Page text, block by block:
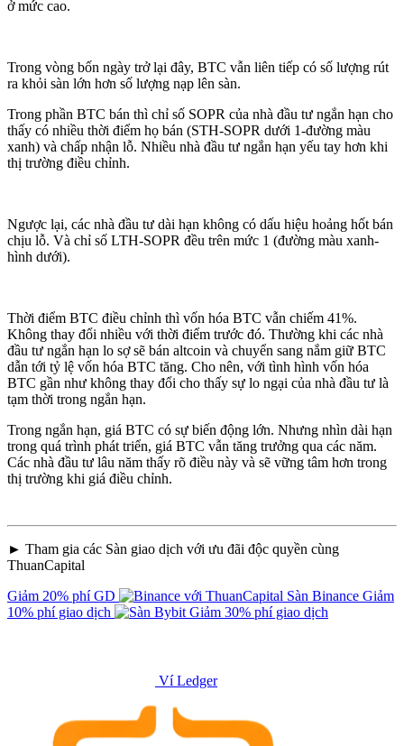
ở mức cao.
Trong vòng bốn ngày trở lại đây, BTC vẫn liên tiếp có số lượng rút
ra khỏi sàn lớn hơn số lượng nạp lên sàn.
Trong phần BTC bán thì chỉ số SOPR của nhà đầu tư ngắn hạn cho
thấy có nhiều thời điểm họ bán (STH-SOPR dưới 1-đường màu
xanh) và chấp nhận lỗ. Nhiều nhà đầu tư ngắn hạn yếu tay hơn khi
thị trường điều chỉnh.
Ngược lại, các nhà đầu tư dài hạn không có dấu hiệu hoảng hốt bán
chịu lỗ. Và chỉ số LTH-SOPR đều trên mức 1 (đường màu xanh-
hình dưới).
Thời điểm BTC điều chỉnh thì vốn hóa BTC vẫn chiếm 41%.
Không thay đổi nhiều với thời điểm trước đó. Thường khi các nhà
đầu tư ngắn hạn lo sợ sẽ bán altcoin và chuyển sang nắm giữ BTC
dẫn tới tỷ lệ vốn hóa BTC tăng. Cho nên, với tình hình vốn hóa
BTC gần như không thay đổi cho thấy sự lo ngại của nhà đầu tư là
tạm thời trong ngắn hạn.
Trong ngắn hạn, giá BTC có sự biến động lớn. Nhưng nhìn dài hạn
trong quá trình phát triển, giá BTC vẫn tăng trưởng qua các năm.
Các nhà đầu tư lâu năm thấy rõ điều này và sẽ vững tâm hơn trong
thị trường khi giá điều chỉnh.
► Tham gia các Sàn giao dịch với ưu đãi độc quyền cùng
ThuanCapital
Giảm 20% phí GD
Sàn Binance Giảm
10% phí giao dịch
Giảm 30% phí giao dịch
Ví Ledger